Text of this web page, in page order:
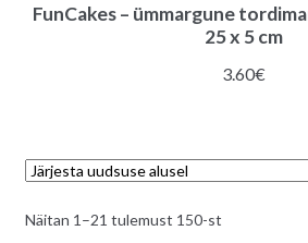
FunCakes – ümmargune
25 x 5 cm
3.60€
Näitan 1–21 tulemust 150-stSorditud